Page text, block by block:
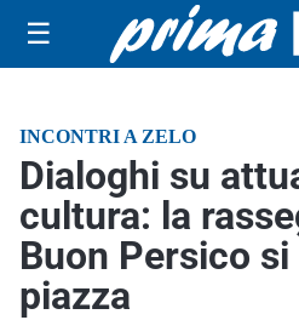
☰
INCONTRI A ZELO
Dialoghi su
cultura: la
Buon Persico
piazza